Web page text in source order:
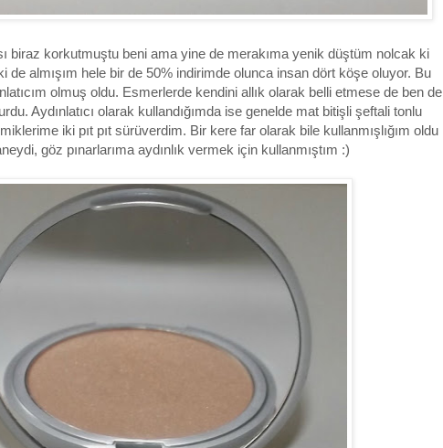
biraz korkutmuştu beni ama yine de merakıma yenik düştüm nolcak ki
de almışım hele bir de 50% indirimde olunca insan dört köşe oluyor. Bu
olmuş oldu. Esmerlerde kendini allık olarak belli etmese de ben de
Aydınlatıcı olarak kullandığımda ise genelde mat bitişli şeftali tonlu
iki pıt pıt sürüverdim. Bir kere far olarak bile kullanmışlığım oldu
göz pınarlarıma aydınlık vermek için kullanmıştım :)